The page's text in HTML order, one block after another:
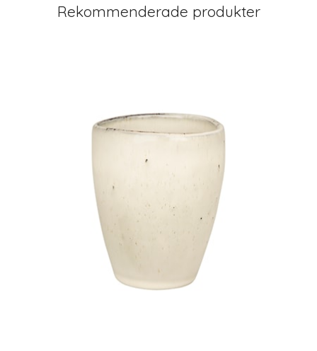
Rekommenderade produkter